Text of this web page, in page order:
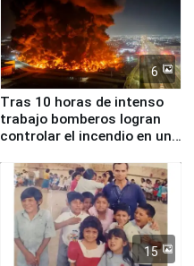
6
Tras 10 horas de intenso
trabajo bomberos logran
controlar el incendio en una
de Chile
15